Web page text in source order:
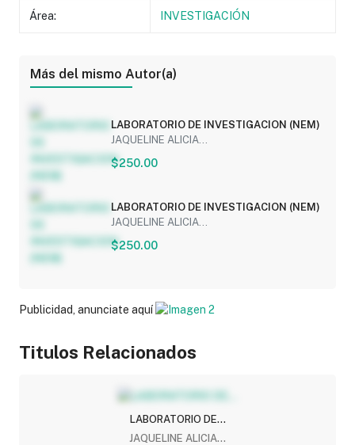
Área: INVESTIGACIÓN
Más del mismo Autor(a)
LABORATORIO DE INVESTIGACION (NEM)
JAQUELINE ALICIA...
$250.00
LABORATORIO DE INVESTIGACION (NEM)
JAQUELINE ALICIA...
$250.00
Publicidad, anunciate aquí
Titulos Relacionados
LABORATORIO DE...
JAQUELINE ALICIA...